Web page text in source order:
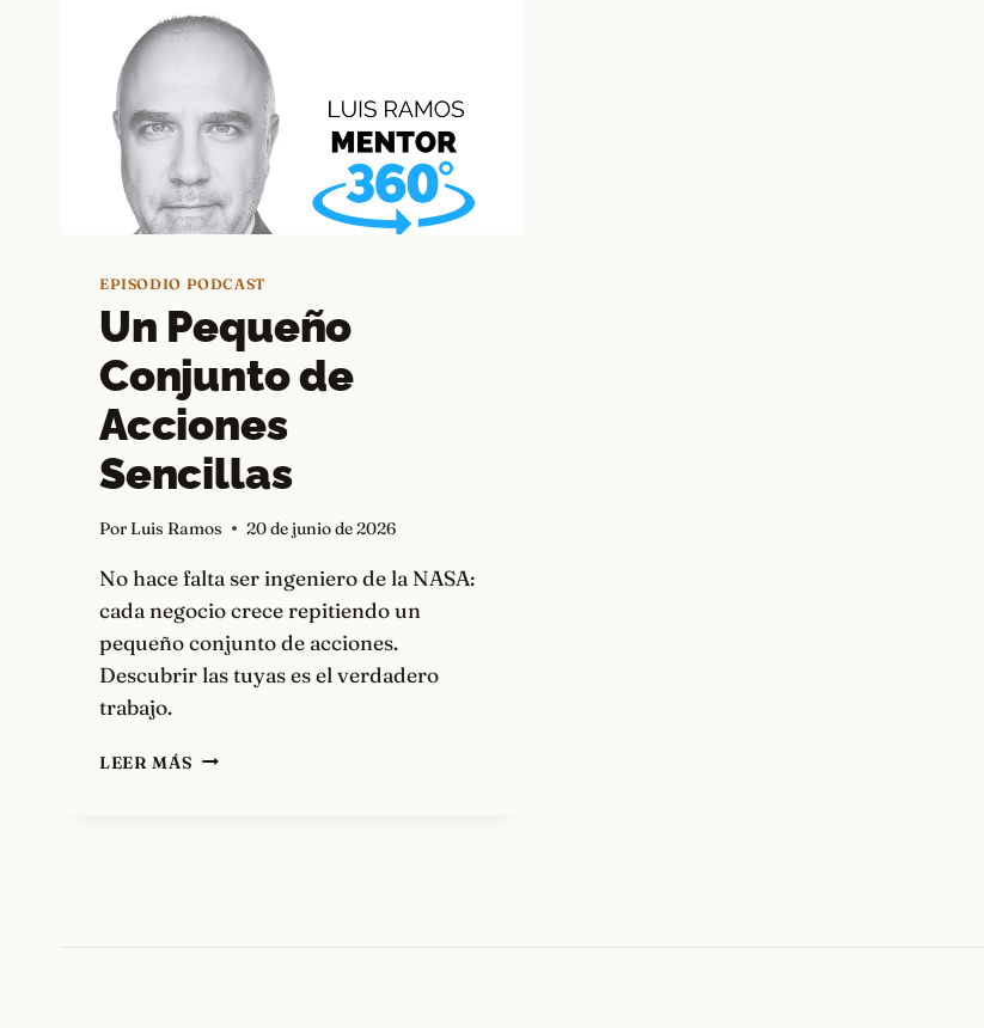
EPISODIO PODCAST
Un Pequeño
Conjunto de
Acciones
Sencillas
Por Luis Ramos 20 de junio de 2026
No hace falta ser ingeniero de la NASA:
cada negocio crece repitiendo un
pequeño conjunto de acciones.
Descubrir las tuyas es el verdadero
trabajo.
LEER MÁS UN